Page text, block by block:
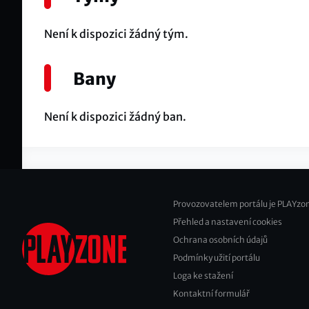
Není k dispozici žádný tým.
Bany
Není k dispozici žádný ban.
Footer
2
Provozovatelem portálu je
Přehled a nastavení cookies
Ochrana osobních údajů
Podmínky užití portálu
Loga ke stažení
Kontaktní formulář